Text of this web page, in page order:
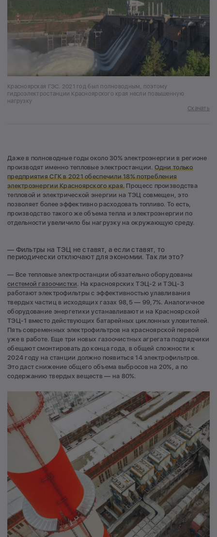
Красноярская ГЭС. 2021 год был полноводным, поэтому
гидроэлектростанции Красноярского края несли повышенную
нагрузку
Скачать
Даже в полноводные годы около 30% электроэнергии в регионе
производят именно тепловые электростанции. Одни только
предприятия СГК в 2021 обеспечили 18% потребления
электроэнергии Красноярского края. Процесс производства
тепловой и электрической энергии на ТЭЦ совмещен, это
позволяет более эффективно расходовать топливо. То есть,
производство такого же объема тепла и электроэнергии по
отдельности увеличило бы нагрузку на окружающую среду.
— Фильтры на ТЭЦ не ставят, а если ставят, то
периодически отключают для экономии. Так ли это?
— Все тепловые электростанции обязательно оборудованы
системой газоочистки. На красноярских ТЭЦ-2 и ТЭЦ-3
работают электрофильтры с эффективностью улавливания
твердых частиц в исходящих газах 98,5 — 99,7%. Аналогичное
оборудование энергетики устанавливают и на Красноярской
ТЭЦ-1 вместо действующих батарейных циклонных уловителей.
Пять современных электрофильтров на красноярской первой
уже в работе. Еще три новых газоочистных агрегата подрядчики
обещают смонтировать до конца года, в общей сложности к
2024 году на станции должно появиться 14 электрофильтров.
Это даст снижение общего объема выбросов на 20%, а по
содержанию твердых веществ — на 80%.